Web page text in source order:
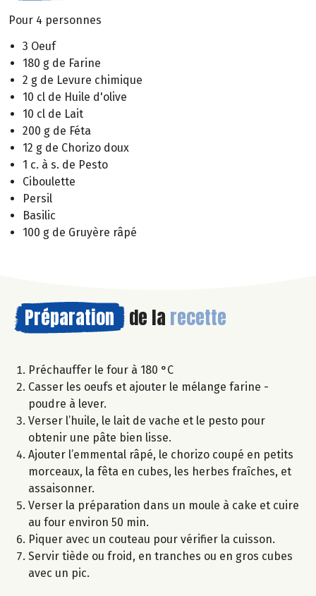
Pour 4 personnes
3 Oeuf
180 g de Farine
2 g de Levure chimique
10 cl de Huile d'olive
10 cl de Lait
200 g de Féta
12 g de Chorizo doux
1 c. à s. de Pesto
Ciboulette
Persil
Basilic
100 g de Gruyère râpé
Préparation de la recette
Préchauffer le four à 180 °C
Casser les oeufs et ajouter le mélange farine -
poudre à lever.
Verser l’huile, le lait de vache et le pesto pour
obtenir une pâte bien lisse.
Ajouter l’emmental râpé, le chorizo coupé en petits
morceaux, la fêta en cubes, les herbes fraîches, et
assaisonner.
Verser la préparation dans un moule à cake et cuire
au four environ 50 min.
Piquer avec un couteau pour vérifier la cuisson.
Servir tiède ou froid, en tranches ou en gros cubes
avec un pic.